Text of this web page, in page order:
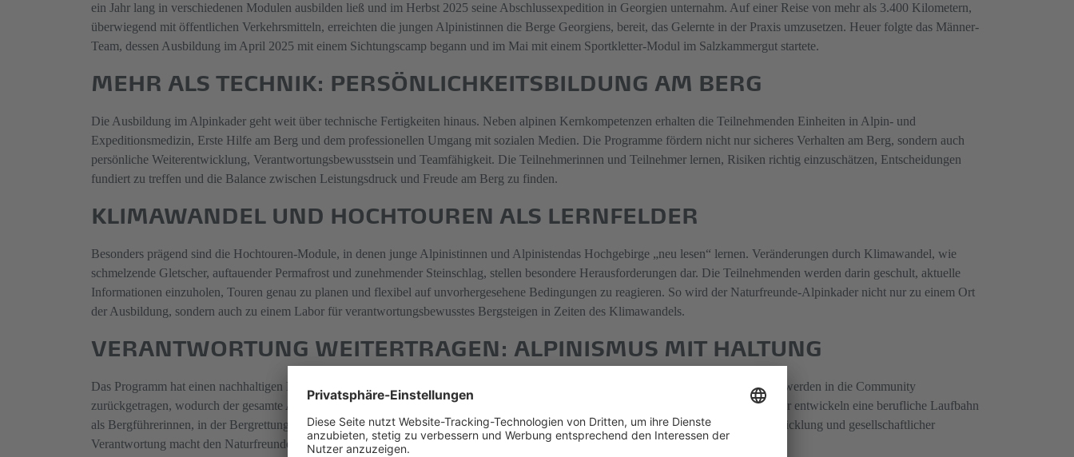
ein Jahr lang in verschiedenen Modulen ausbilden ließ und im Herbst 2025 seine Abschlussexpedition in Georgien unternahm. Auf einer Reise von mehr als 3.400 Kilometern,
überwiegend mit öffentlichen Verkehrsmitteln, erreichten die jungen Alpinistinnen die Berge Georgiens, bereit, das Gelernte in der Praxis umzusetzen. Heuer folgte das Männer-
Team, dessen Ausbildung im April 2025 mit einem Sichtungscamp begann und im Mai mit einem Sportkletter-Modul im Salzkammergut startete.
MEHR ALS TECHNIK: PERSÖNLICHKEITSBILDUNG AM BERG
Die Ausbildung im Alpinkader geht weit über technische Fertigkeiten hinaus. Neben alpinen Kernkompetenzen erhalten die Teilnehmenden Einheiten in Alpin- und
Expeditionsmedizin, Erste Hilfe am Berg und dem professionellen Umgang mit sozialen Medien. Die Programme fördern nicht nur sicheres Verhalten am Berg, sondern auch
persönliche Weiterentwicklung, Verantwortungsbewusstsein und Teamfähigkeit. Die Teilnehmerinnen und Teilnehmer lernen, Risiken richtig einzuschätzen, Entscheidungen
fundiert zu treffen und die Balance zwischen Leistungsdruck und Freude am Berg zu finden.
KLIMAWANDEL UND HOCHTOUREN ALS LERNFELDER
Besonders prägend sind die Hochtouren-Module, in denen junge Alpinistinnen und Alpinistendas Hochgebirge „neu lesen“ lernen. Veränderungen durch Klimawandel, wie
schmelzende Gletscher, auftauender Permafrost und zunehmender Steinschlag, stellen besondere Herausforderungen dar. Die Teilnehmenden werden darin geschult, aktuelle
Informationen einzuholen, Touren genau zu planen und flexibel auf unvorhergesehene Bedingungen zu reagieren. So wird der Naturfreunde-Alpinkader nicht nur zu einem Ort
der Ausbildung, sondern auch zu einem Labor für verantwortungsbewusstes Bergsteigen in Zeiten des Klimawandels.
VERANTWORTUNG WEITERTRAGEN: ALPINISMUS MIT HALTUNG
Das Programm hat einen nachhaltigen Effekt über die einzelnen Teams hinaus. Die erlernten Fähigkeiten und die Haltung zum Bergsport werden in die Community
zurückgetragen, wodurch der gesamte Alpinismus professioneller und sicherer wird. Viele Absolventinnen bleiben dem Bergsport treu oder entwickeln eine berufliche Laufbahn
als Bergführerinnen, in der Bergrettung oder in anderen alpinen Berufen. Die Verbindung von praxisnaher Ausbildung, persönlicher Entwicklung und gesellschaftlicher
Verantwortung macht den Naturfreunde-Alpinkader zu einer einzigartigen Initiative im deutschsprachigen Alpinismus.